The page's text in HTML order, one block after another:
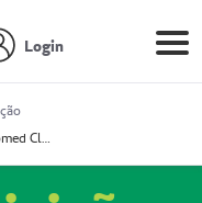
Login
Prestador: Vipmed Clínica Geral Ltda, 51004349-0 (Nome Fantasia: Policlínica Master)